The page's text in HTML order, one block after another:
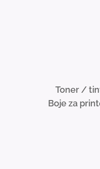
Toner /
Boje za